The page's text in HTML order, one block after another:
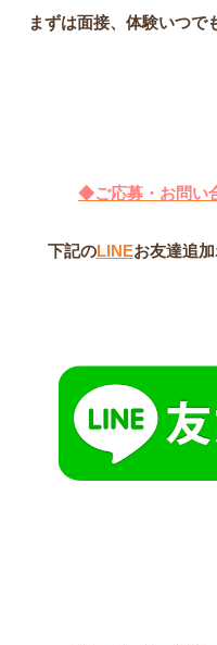
まずは面接、体験いつで
◆ご応募・お問い
下記のLINEお友達追